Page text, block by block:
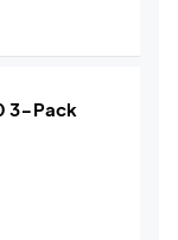
3-Pack